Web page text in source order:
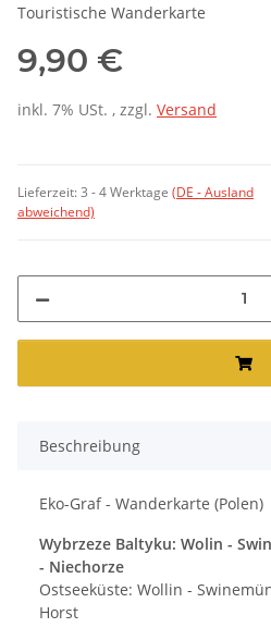
Touristische Wanderkarte
9,90 €
inkl. 7% USt. , zzgl. Versand
Lieferzeit:3 - 4 Werktage (DE - Ausland
abweichend)
Beschreibung
Eko-Graf - Wanderkarte (Polen)
Wybrzeze Baltyku: Wolin -
- Niechorze
Ostseeküste: Wollin -
Horst